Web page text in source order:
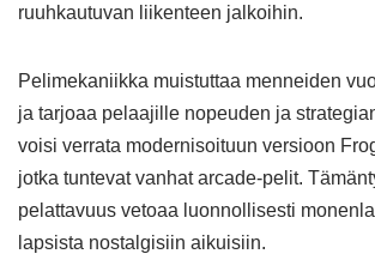
ruuhkautuvan liikenteen jalkoihin.
Pelimekaniikka muistuttaa menneiden
ja tarjoaa pelaajille nopeuden ja
voisi verrata modernisoituun versioon
jotka tuntevat vanhat arcade-pelit.
pelattavuus vetoaa luonnollisesti
lapsista nostalgisiin aikuisiin.